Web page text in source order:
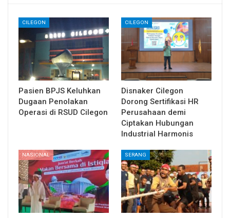
CILEGON
Pasien BPJS Keluhkan
Dugaan Penolakan
Operasi di RSUD Cilegon
CILEGON
Disnaker Cilegon
Dorong Sertifikasi HR
Perusahaan demi
Ciptakan Hubungan
Industrial Harmonis
NASIONAL SERANG